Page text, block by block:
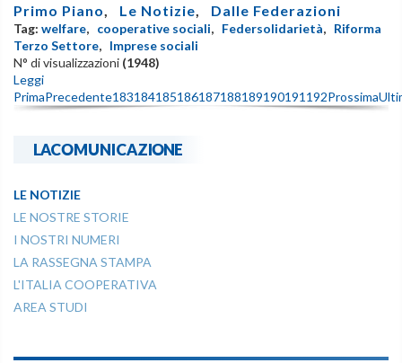
Primo Piano, Le Notizie, Dalle Federazioni
Tag: welfare, cooperative sociali, Federsolidarietà, Riforma
Terzo Settore, Imprese sociali
N° di visualizzazioni (1948)
Leggi
PrimaPrecedente183184185186187188189190191 192Prossima
LACOMUNICAZIONE
LE NOTIZIE
LE NOSTRE STORIE
I NOSTRI NUMERI
LA RASSEGNA STAMPA
L'ITALIA COOPERATIVA
AREA STUDI